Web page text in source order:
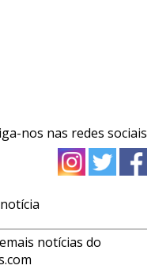
nos nas redes sociais
notícias do